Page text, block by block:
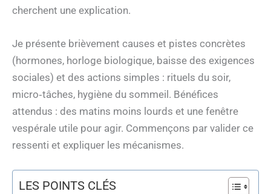
cherchent une explication.
Je présente brièvement causes et pistes concrètes
(hormones, horloge biologique, baisse des exigences
sociales) et des actions simples : rituels du soir,
micro‑tâches, hygiène du sommeil. Bénéfices
attendus : des matins moins lourds et une fenêtre
vespérale utile pour agir. Commençons par valider ce
ressenti et expliquer les mécanismes.
LES POINTS CLÉS